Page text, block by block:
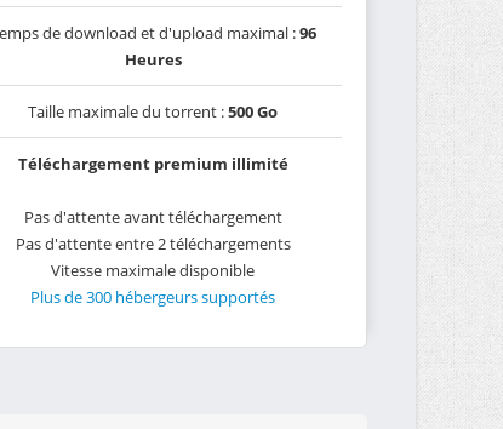
de download et d'upload maximal :96
Heures
Taille maximale du torrent :500 Go
Téléchargement premium illimité
Pas d'attente avant téléchargement
Pas d'attente entre 2 téléchargements
Vitesse maximale disponible
Plus de 300 hébergeurs supportés